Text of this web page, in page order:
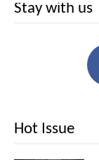
Stay with us
Hot Issue